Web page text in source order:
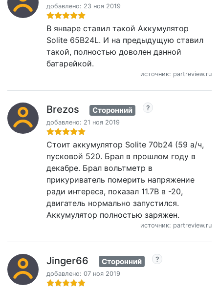
добавлено: 23 ноя 2019
В январе ставил такой Аккумулятор
Solite 65B24L. И на предыдущую ставил
такой, полностью доволен данной
батарейкой.
источник: partreview.ru
Brezos Сторонний
добавлено: 21 ноя 2019
Стоит аккумулятор Solite 70b24 (59 а/ч,
пусковой 520. Брал в прошлом году в
декабре. Брал вольтметр в
прикуриватель померить напряжение
ради интереса, показал 11.7В в -20,
двигатель нормально запустился.
Аккумулятор полностью заряжен.
источник: partreview.ru
Jinger66 Сторонний
добавлено: 07 ноя 2019